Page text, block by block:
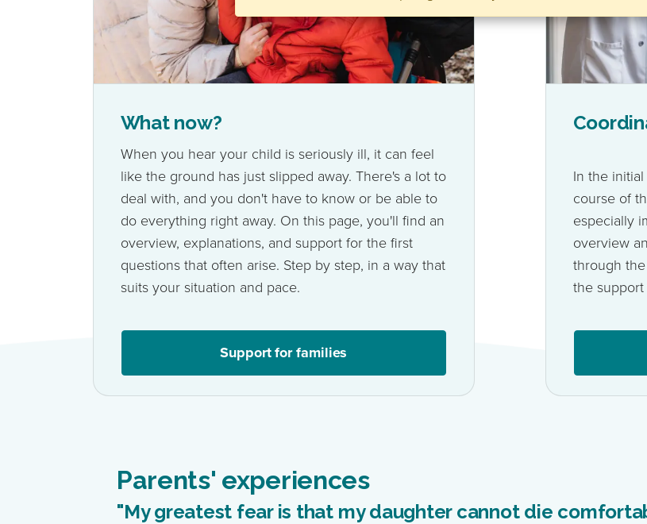
What now?
When you hear your child is seriously ill, it can feel
like the ground has just slipped away. There's a lot to
deal with, and you don't have to know or be able to
do everything right away. On this page, you'll find an
overview, explanations, and support for the first
questions that often arise. Step by step, in a way that
suits your situation and pace.
Support for families
In the
course of
especially
overview
through
the
Parents' experiences
"My greatest fear is that my daughter cannot die